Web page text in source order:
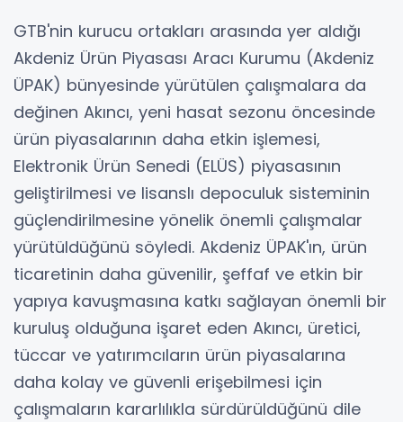
GTB'nin kurucu ortakları arasında yer aldığı
Akdeniz Ürün Piyasası Aracı Kurumu (Akdeniz
ÜPAK) bünyesinde yürütülen çalışmalara da
değinen Akıncı, yeni hasat sezonu öncesinde
ürün piyasalarının daha etkin işlemesi,
Elektronik Ürün Senedi (ELÜS) piyasasının
geliştirilmesi ve lisanslı depoculuk sisteminin
güçlendirilmesine yönelik önemli çalışmalar
yürütüldüğünü söyledi. Akdeniz ÜPAK'ın, ürün
ticaretinin daha güvenilir, şeffaf ve etkin bir
yapıya kavuşmasına katkı sağlayan önemli bir
kuruluş olduğuna işaret eden Akıncı, üretici,
tüccar ve yatırımcıların ürün piyasalarına
daha kolay ve güvenli erişebilmesi için
çalışmaların kararlılıkla sürdürüldüğünü dile